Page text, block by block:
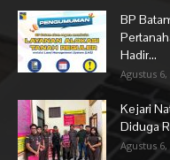
BP
Hadir...
Agustus 6,
Kejari
Diduga
Agustus 6,